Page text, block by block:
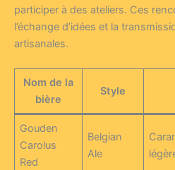
participer à des ateliers. Ces
l’échange d’idées et la
artisanales.
Nom de la
bière
Style
Gouden
Carolus
Red
Belgian
Ale